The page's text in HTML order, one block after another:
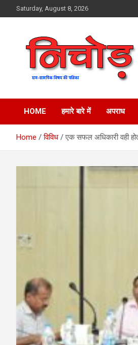
to
Saturday, August 8, 2026
Nichod
HOME हमारे बारे में अपराध
Home विविध एक सफल अधिकारी वही